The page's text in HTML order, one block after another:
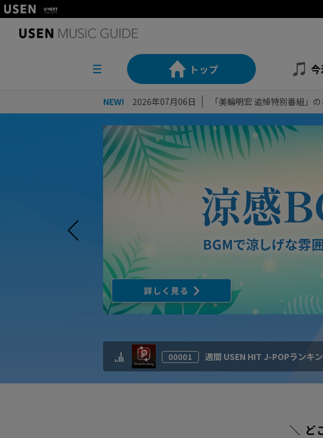
トップ
NEW! 2026年07月06日 「美輪明宏 追悼特別番組」
00001 週間 USEN HIT J-POPランキ
＼ ど